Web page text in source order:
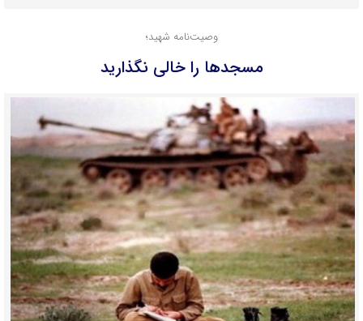
وصیت‌نامه شهید؛
مسجدها را خالی نگذارید